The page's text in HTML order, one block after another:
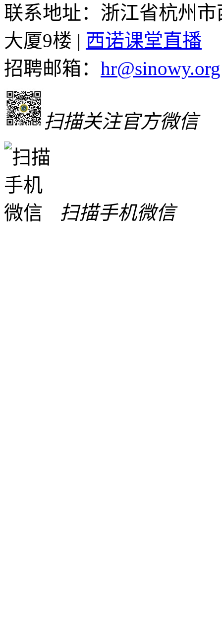
联系地址：浙江省杭州
大厦9楼 | 西诺课堂直播
招聘邮箱： hr@sinowy.org
扫描关注官方微信
扫描手机微信